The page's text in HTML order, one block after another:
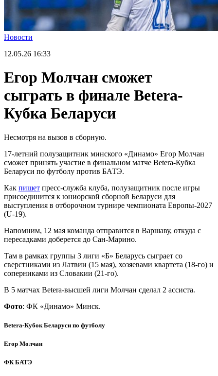
Новости
12.05.26 16:33
Егор Молчан сможет
сыграть в финале Betera-
Кубка Беларуси
Несмотря на вызов в сборную.
17-летний полузащитник минского «Динамо» Егор Молчан
сможет принять участие в финальном матче Betera-Кубка
Беларуси по футболу против БАТЭ.
Как пишет пресс-служба клуба, полузащитник после игры
присоединится к юниорской сборной Беларуси для
выступления в отборочном турнире чемпионата Европы-2027
(U-19).
Напомним, 12 мая команда отправится в Варшаву, откуда с
пересадками доберется до Сан-Марино.
Там в рамках группы 3 лиги «Б» Беларусь сыграет со
сверстниками из Латвии (15 мая), хозяевами квартета (18-го) и
соперниками из Словакии (21-го).
В 5 матчах Betera-высшей лиги Молчан сделал 2 ассиста.
Фото: ФК «Динамо» Минск.
Betera-Кубок Беларуси по футболу
Егор Молчан
ФК БАТЭ